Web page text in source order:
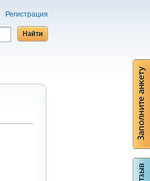
Регистрация